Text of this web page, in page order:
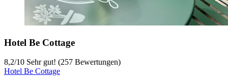
Hotel Be Cottage
8,2/10 Sehr gut! (257 Bewertungen)
Hotel Be Cottage